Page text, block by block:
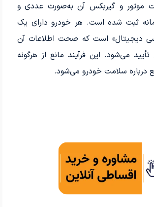
موتور و گیربکس آن به‌صورت عددی و
ثبت شده است. هر خودرو دارای یک
دیجیتال» است که صحت اطلاعات آن
می‌شود. این فرآیند مانع از هرگونه
درباره سلامت خودرو می‌شود.